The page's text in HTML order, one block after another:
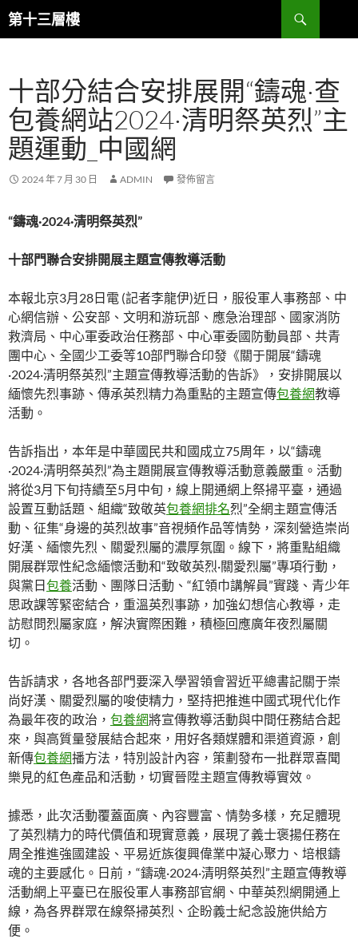
跳
至
內
第十三層樓
搜
尋
十部分結合安排展開“鑄魂·查
包養網站2024·清明祭英烈”主
題運動_中國網
2024 年 7 月 30 日 ADMIN 發佈留言
“鑄魂·2024·清明祭英烈”
十部門聯合安排開展主題宣傳教導活動
本報北京3月28日電 (記者李龍伊)近日，服役軍人事務部、中
心網信辦、公安部、文明和游玩部、應急治理部、國家消防
救濟局、中心軍委政治任務部、中心軍委國防動員部、共青
團中心、全國少工委等10部門聯合印發《關于開展“鑄魂
·2024·清明祭英烈”主題宣傳教導活動的告訴》，安排開展以
緬懷先烈事跡、傳承英烈精力為重點的主題宣傳包養網教導
活動。
告訴指出，本年是中華國民共和國成立75周年，以“鑄魂
·2024·清明祭英烈”為主題開展宣傳教導活動意義嚴重。活動
將從3月下旬持續至5月中旬，線上開通網上祭掃平臺，通過
設置互動話題、組織“致敬英包養網排名烈”全網主題宣傳活
動、征集“身邊的英烈故事”音視頻作品等情勢，深刻營造崇尚
好漢、緬懷先烈、關愛烈屬的濃厚氛圍。線下，將重點組織
開展群眾性紀念緬懷活動和“致敬英烈·關愛烈屬”專項行動，
與黨日包養活動、團隊日活動、“紅領巾講解員”實踐、青少年
思政課等緊密結合，重溫英烈事跡，加強幻想信心教導，走
訪慰問烈屬家庭，解決實際困難，積極回應廣年夜烈屬關
切。
告訴請求，各地各部門要深入學習領會習近平總書記關于崇
尚好漢、關愛烈屬的唆使精力，堅持把推進中國式現代化作
為最年夜的政治， 包養網將宣傳教導活動與中間任務結合起
來，與高質量發展結合起來，用好各類媒體和渠道資源，創
新傳包養網播方法，特別設計內容，策劃發布一批群眾喜聞
樂見的紅色產品和活動，切實晉陞主題宣傳教導實效。
據悉，此次活動覆蓋面廣、內容豐富、情勢多樣，充足體現
了英烈精力的時代價值和現實意義，展現了義士褒揚任務在
周全推進強國建設、平易近族復興偉業中凝心聚力、培根鑄
魂的主要感化。日前，“鑄魂·2024·清明祭英烈”主題宣傳教導
活動網上平臺已在服役軍人事務部官網、中華英烈網開通上
線，為各界群眾在線祭掃英烈、企盼義士紀念設施供給方
便。